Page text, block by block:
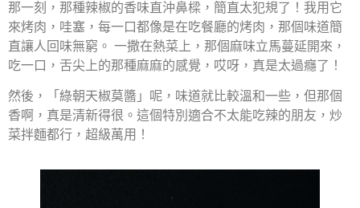
那一刻，那種辣椒的香味直沖鼻樑，簡直太犯規了！我用它
來烤肉，哇塞，每一口都像是在吃餐廳的烤肉，那個味道簡
直讓人回味無窮。 一撒在熱菜上，那個麻味立馬蔓延開來，
吃一口，舌尖上的那種麻麻的感覺，哎呀，真是太過癮了！
然後，「綠朝天椒莫醬」呢，味道就比較溫和一些，但那個
香啊，真是清新得很。這個特別適合不太能吃辣的朋友，炒
菜拌麵都行，超級萬用！